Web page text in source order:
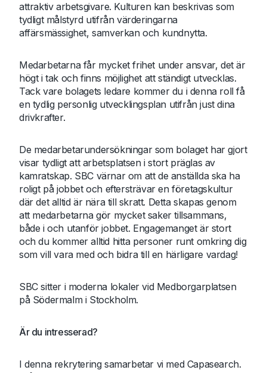
attraktiv arbetsgivare. Kulturen kan beskrivas som
tydligt målstyrd utifrån värderingarna
affärsmässighet, samverkan och kundnytta.
Medarbetarna får mycket frihet under ansvar, det är
högt i tak och finns möjlighet att ständigt utvecklas.
Tack vare bolagets ledare kommer du i denna roll få
en tydlig personlig utvecklingsplan utifrån just dina
drivkrafter.
De medarbetarundersökningar som bolaget har gjort
visar tydligt att arbetsplatsen i stort präglas av
kamratskap. SBC värnar om att de anställda ska ha
roligt på jobbet och eftersträvar en företagskultur
där det alltid är nära till skratt. Detta skapas genom
att medarbetarna gör mycket saker tillsammans,
både i och utanför jobbet. Engagemanget är stort
och du kommer alltid hitta personer runt omkring dig
som vill vara med och bidra till en härligare vardag!
SBC sitter i moderna lokaler vid Medborgarplatsen
på Södermalm i Stockholm.
Är du intresserad?
I denna rekrytering samarbetar vi med Capasearch.